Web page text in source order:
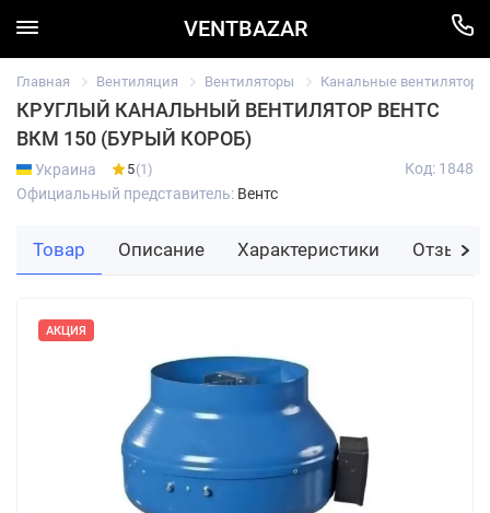
VENTBAZAR
Главная Вентиляция Вентиляторы Канальные вентиляторы
КРУГЛЫЙ КАНАЛЬНЫЙ ВЕНТИЛЯТОР ВЕНТС
ВКМ 150 (БУРЫЙ КОРОБ)
Украина 5(1)
Официальный представитель: Вентс
Код: 1848
АКЦИЯ
Товар Описание Характеристики Отзывы